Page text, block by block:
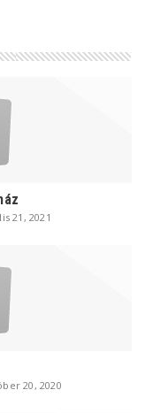
21, 2021
20, 2020